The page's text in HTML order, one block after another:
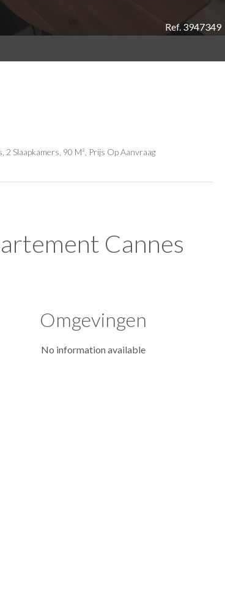
Ref. 3947349
Slaapkamers, 90 M², Prijs Op Aanvraag
Cannes
Omgevingen
No information available